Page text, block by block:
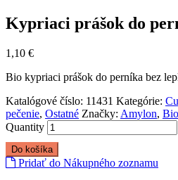
Kypriaci prášok do
1,10 €
Bio kypriaci prášok do perníka bez
Katalógové číslo: 11431 Kategórie:
pečenie, Ostatné Značky: Amylon, Bio
Quantity
Do košíka
Pridať do Nákupného zoznamu